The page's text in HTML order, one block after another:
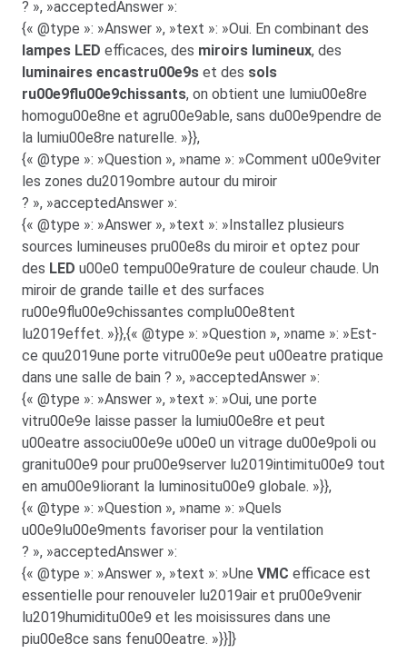
? », »acceptedAnswer »:
{« @type »: »Answer », »text »: »Oui. En combinant des
lampes LED efficaces, des miroirs lumineux, des
luminaires encastru00e9s et des sols
ru00e9flu00e9chissants, on obtient une lumiu00e8re
homogu00e8ne et agru00e9able, sans du00e9pendre de
la lumiu00e8re naturelle. »}},
{« @type »: »Question », »name »: »Comment u00e9viter
les zones du2019ombre autour du miroir
? », »acceptedAnswer »:
{« @type »: »Answer », »text »: »Installez plusieurs
sources lumineuses pru00e8s du miroir et optez pour
des LED u00e0 tempu00e9rature de couleur chaude. Un
miroir de grande taille et des surfaces
ru00e9flu00e9chissantes complu00e8tent
lu2019effet. »}},{« @type »: »Question », »name »: »Est-
ce quu2019une porte vitru00e9e peut u00eatre pratique
dans une salle de bain ? », »acceptedAnswer »:
{« @type »: »Answer », »text »: »Oui, une porte
vitru00e9e laisse passer la lumiu00e8re et peut
u00eatre associu00e9e u00e0 un vitrage du00e9poli ou
granitu00e9 pour pru00e9server lu2019intimitu00e9 tout
en amu00e9liorant la luminositu00e9 globale. »}},
{« @type »: »Question », »name »: »Quels
u00e9lu00e9ments favoriser pour la ventilation
? », »acceptedAnswer »:
{« @type »: »Answer », »text »: »Une VMC efficace est
essentielle pour renouveler lu2019air et pru00e9venir
lu2019humiditu00e9 et les moisissures dans une
piu00e8ce sans fenu00eatre. »}}]}